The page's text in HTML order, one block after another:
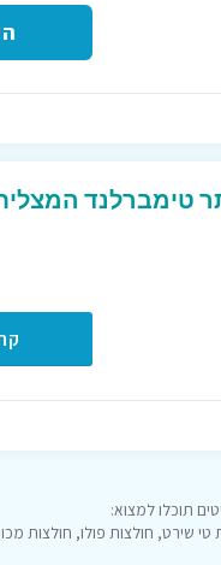
טימברלנד
תוכלו למצוא:
שירט, חולצות פולו, חולצות